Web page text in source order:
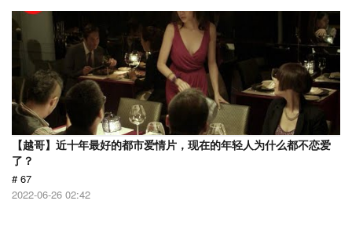
【越哥】近十年最好的都市爱情片，现在的年轻人为什么都不恋爱
了？
# 67
2022-06-26 02:42